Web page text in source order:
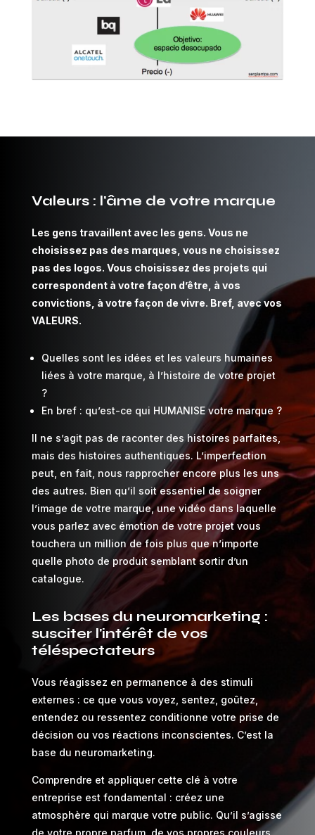
Valeurs : l'âme de votre marque
Les gens travaillent avec les gens. Vous ne
choisissez pas des marques, vous ne choisissez
pas des logos. Vous choisissez des projets qui
correspondent à votre façon d’être, à vos
convictions, à votre façon de vivre. Bref, avec vos
VALEURS.
Quelles sont les idées et les valeurs humaines
liées à votre marque, à l’histoire de votre projet
?
En bref : qu’est-ce qui HUMANISE votre marque ?
Il ne s’agit pas de raconter des histoires parfaites,
mais des histoires authentiques. L’imperfection
peut, en fait, nous rapprocher encore plus les uns
des autres. Bien qu’il soit essentiel de soigner
l’image de votre marque, une vidéo dans laquelle
vous parlez avec émotion de votre projet vous
touchera un million de fois plus que n’importe
quelle photo de produit semblant sortir d’un
catalogue.
Les bases du neuromarketing :
susciter l'intérêt de vos
téléspectateurs
Vous réagissez en permanence à des stimuli
externes : ce que vous voyez, sentez, goûtez,
entendez ou ressentez conditionne votre prise de
décision ou vos réactions inconscientes. C’est la
base du neuromarketing.
Comprendre et appliquer cette clé à votre
entreprise est fondamental : créez une
atmosphère qui marque votre public. Qu’il s’agisse